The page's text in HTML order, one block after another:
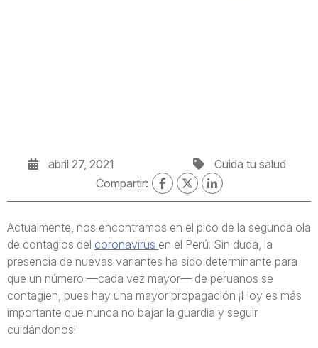
abril 27, 2021
Cuida tu salud
Compartir:
Actualmente, nos encontramos en el pico de la segunda ola
de contagios del coronavirus en el Perú. Sin duda, la
presencia de nuevas variantes ha sido determinante para
que un número —cada vez mayor— de peruanos se
contagien, pues hay una mayor propagación ¡Hoy es más
importante que nunca no bajar la guardia y seguir
cuidándonos!